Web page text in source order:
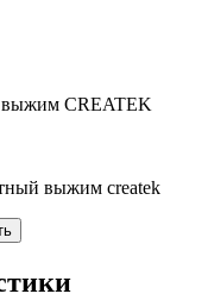
CREATEK
выжим createk